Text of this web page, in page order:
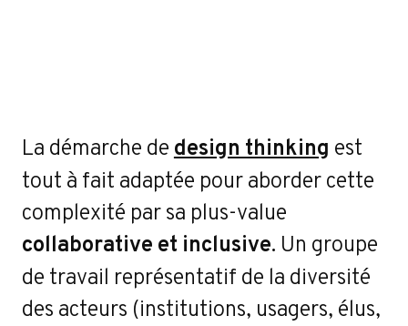
La démarche de design thinking est
tout à fait adaptée pour aborder cette
complexité par sa plus-value
collaborative et inclusive. Un groupe
de travail représentatif de la diversité
des acteurs (institutions, usagers, élus,